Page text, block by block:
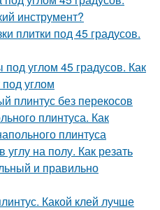
инструмент?
плитки под 45 градусов.
углом 45 градусов. Как
углом
плинтус без перекосов
плинтуса. Как
плинтуса
углу на полу. Как резать
и правильно
Какой клей лучше